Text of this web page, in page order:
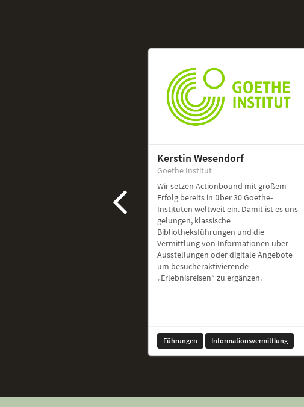
Kerstin Wesendorf
Goethe Institut
Wir setzen Actionbound mit großem
Erfolg bereits in über 30 Goethe-
Instituten weltweit ein. Damit ist es uns
gelungen, klassische
Bibliotheksführungen und die
Vermittlung von Informationen über
Ausstellungen oder digitale Angebote
um besucheraktivierende
„Erlebnisreisen“ zu ergänzen.
Führungen Informationsvermittlung